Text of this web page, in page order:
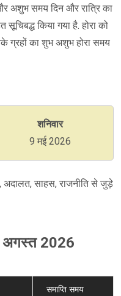
अशुभ समय दिन और रात्रि का
किया गया है. होरा को
ग्रहों का शुभ अशुभ होरा समय
शनिवार
9 मई 2026
अदालत, साहस, राजनीति से जुड़े
अगस्त 2026
समाप्ति समय